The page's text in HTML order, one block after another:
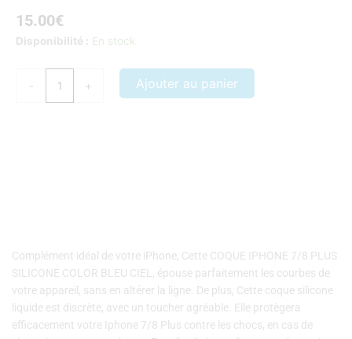
15.00€
Disponibilité : En stock
-
quantité
+ Ajouter au panier
Complément idéal de votre iPhone, Cette COQUE IPHONE 7/8 PLUS
SILICONE COLOR BLEU CIEL, épouse parfaitement les courbes de
votre appareil, sans en altérer la ligne. De plus, Cette coque silicone
liquide est discrète, avec un toucher agréable. Elle protègera
efficacement votre Iphone 7/8 Plus contre les chocs, en cas de